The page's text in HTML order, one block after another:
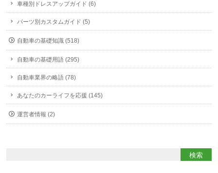
車種別ドレスアップガイド (6)
パーツ別カスタムガイド (5)
自動車の基礎知識 (518)
自動車の基礎用語 (295)
自動車業界の略語 (78)
あなたのカーライフを応援 (145)
運営者情報 (2)